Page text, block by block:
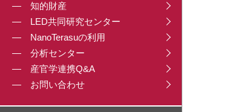
知的財産
LED共同研究センター
NanoTerasuの利用
分析センター
産官学連携Q&A
お問い合わせ